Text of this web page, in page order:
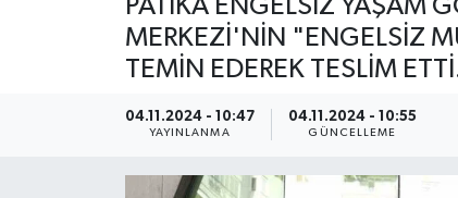
PATİKA ENGELSİZ YAŞAM
MERKEZİ'NİN "ENGELSİZ
TEMİN EDEREK TESLİM
04.11.2024 - 10:47
YAYINLANMA
04.11.2024 - 10:55
GÜNCELLEME